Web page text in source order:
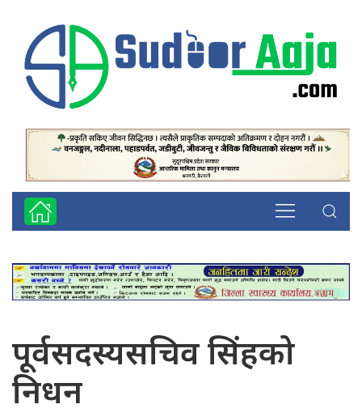
पूर्वसदस्यसचिव सिंहको
निधन